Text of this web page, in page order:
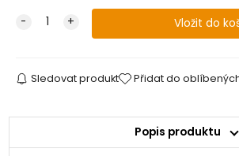
Sledovat produkt Přidat do
Popis produktu